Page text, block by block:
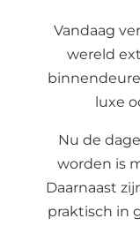
Vandaag
wereld
luxe
Nu de
worden is
Daarnaast
praktisch in